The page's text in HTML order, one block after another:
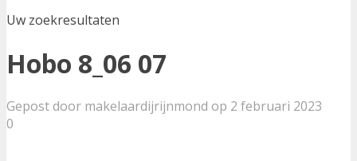
Uw zoekresultaten
Hobo 8_06 07
Gepost door makelaardijrijnmond op 2 februari 2023
0